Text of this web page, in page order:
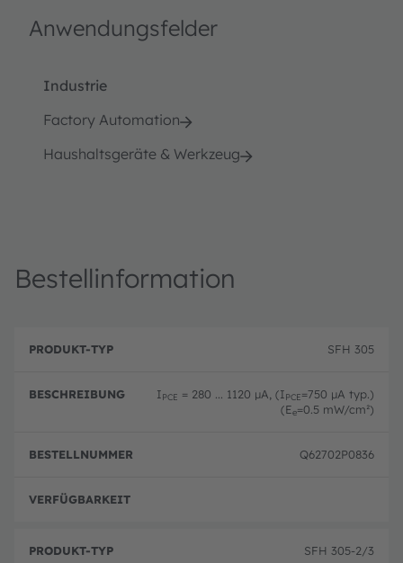
Anwendungsfelder
Industrie
Factory Automation
Haushaltsgeräte & Werkzeug
Bestellinformation
P
r
u
T
e
h
b
u
g
B
el
m
SFH 305
IPCE = 280 ... 1120 µA, (IPCE=750 µA typ.)
(Ee=0.5 mW/cm²)
Q62702P0836
SFH 305-2/3